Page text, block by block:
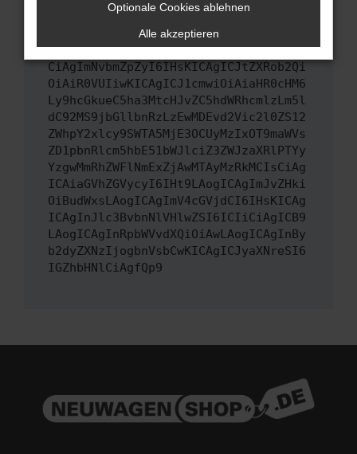
Fehlersuche zu unterstützen:
ewogICJuYW1lIjogIk5ldHdvcmtFcnJvciIs
CiAgImNvbmZpZyI6IHsKICAgICJtZXRob2Qi
OiAiR0VUIiwKICAgICJ1cmwiOiAiaHR0cHM6
Ly9hcGkueC5ha3MtcHJvZC5hdWRhcmlzLm5l
dC92MS9jbGllbnRzLzEwMDEvd2Vic2l0ZS12
ZWhpY2xlcy9SWTA5MjE3OCUyMzIxOT9maWVs
ZD1pbnRlcm5hbE51bWJlciZ3ZWJzaXRlPTYy
YzgwMmRhZWFlNmExZjAwMTAyMzRkMCIsCiAg
ICAiaGVhZGVycyI6IHt9LAogICAgImJvZHki
OiBudWxsLAogICAgImV4cGVjdCI6IHsKICAg
ICAgInJlc3BvbnNlVHlwZSI6ICIiCiAgICB9
LAogICAgInRpbWVvdXQiOiAwLAogICAgInBy
b2dyZXNzIjogbnVsbCwKICAgICJyaXNreSI6
IGZhbHNlCiAgfQp9
Optionale Cookies ablehnen
Alle akzeptieren